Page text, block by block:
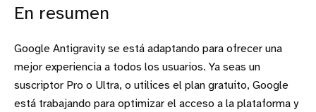
En resumen
Google Antigravity se está adaptando para ofrecer una
mejor experiencia a todos los usuarios. Ya seas un
suscriptor Pro o Ultra, o utilices el plan gratuito, Google
está trabajando para optimizar el acceso a la plataforma y